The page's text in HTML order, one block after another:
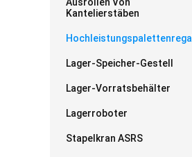
Kantelierstäben
Hochleistungspalettenregal
Lager-Speicher-Gestell
Lager-Vorratsbehälter
Lagerroboter
Stapelkran ASRS